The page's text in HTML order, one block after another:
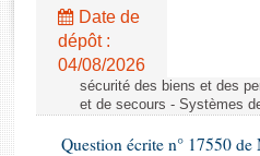
Rapports législatifs
Rapports sur l'application des lois
Baromètre de l’application des
Dossiers législatifs
Date de
dépôt :
04/08/2026
sécurité des biens et des
et de secours - Systèmes
Question écrite n° 17550